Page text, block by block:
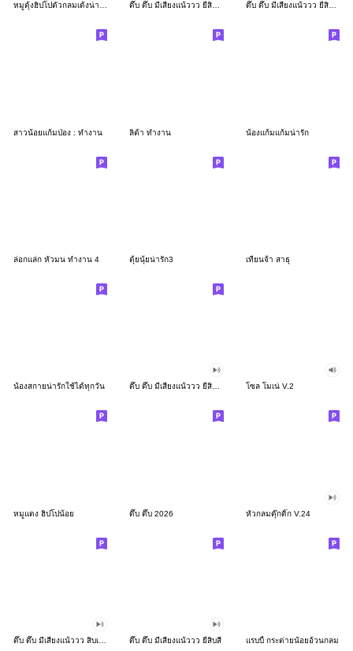
หมูดุ้งฮิปโปตัวกลมเด้งน่ารัก ดึ๊บ ดึ๊บ มีเสียงแน้ววว ยี่สิบเจ็ด ดึ๊บ ดึ๊บ มีเสียงแน้ววว ยี่สิบหก
สาวน้อยแก้มป่อง : ทำงาน ลิต้า ทำงาน น้องแก้มแก้มน่ารัก
ล่อกแล่ก หัวมน ทำงาน 4 ตุ้ยนุ้ยน่ารัก3 เทียนจ้า สาธุ
น้องสกายน่ารักใช้ได้ทุกวัน ดึ๊บ ดึ๊บ มีเสียงแน้ววว ยี่สิบสอง โซล โมเน่ V.2
หมูแดง ฮิปโปน้อย ดึ๊บ ดึ๊บ 2026 หัวกลมดุ๊กดิ๊ก V.24
ดึ๊บ ดึ๊บ มีเสียงแน้ววว ยี่สิบสี่ แรบบี้ กระต่ายน้อยอ้วนกลม